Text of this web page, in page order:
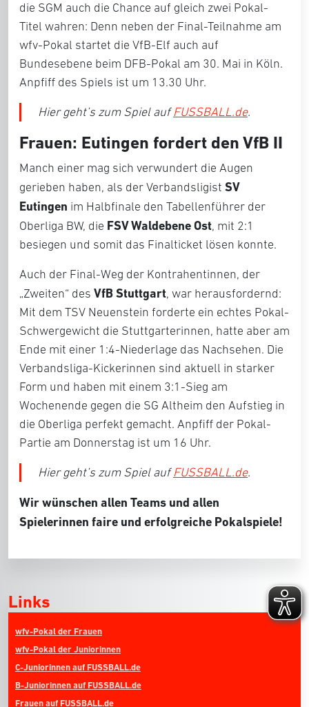
die SGM auch die Chance auf gleich zwei Pokal-
Titel wahren: Denn neben der Final-Teilnahme am
wfv-Pokal startet die VfB-Elf auch auf
Bundesebene beim DFB-Pokal am 30. Mai in Köln.
Anpfiff des Spiels ist um 13.30 Uhr.
Hier geht’s zum Spiel aufFUSSBALL.de.
Frauen: Eutingen fordert den VfB II
Manch einer mag sich verwundert die Augen
gerieben haben, als der Verbandsligist SV
Eutingen im Halbfinale den Tabellenführer der
Oberliga BW, die FSV Waldebene Ost, mit 2:1
besiegen und somit das Finalticket lösen konnte.
Auch der Final-Weg der Kontrahentinnen, der
„Zweiten“ des VfB Stuttgart, war herausfordernd:
Mit dem TSV Neuenstein forderte ein echtes Pokal-
Schwergewicht die Stuttgarterinnen, hatte aber am
Ende mit einer 1:4-Niederlage das Nachsehen. Die
Verbandsliga-Kickerinnen sind aktuell in starker
Form und haben mit einem 3:1-Sieg am
Wochenende gegen die SG Altheim den Aufstieg in
die Oberliga perfekt gemacht. Anpfiff der Pokal-
Partie am Donnerstag ist um 16 Uhr.
Hier geht’s zum Spiel aufFUSSBALL.de.
Wir wünschen allen Teams und allen
Spielerinnen faire und erfolgreiche Pokalspiele!
Links
wfv-Pokal der Frauen
wfv-Pokal der Juniorinnen
C-Juniorinnen auf FUSSBALL.de
B-Juniorinnen auf FUSSBALL.de
Frauen auf FUSSBALL.de